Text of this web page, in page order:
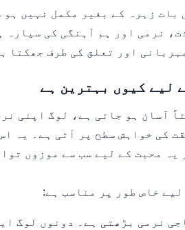
زہرہ کے بغیر مکمل نہیں ہو
نرمی اور ہم آہنگی کی سیارہ
اور تعلق کی طرف جھکتا
لیے کیوں بہترین ہے
آسان ہو جاتی ہے، لوگ اپنی
کی خواہش سطح پر آتی ہے۔ یہ
یہ محبت کے لیے سب سے موزوں
خاص طور پر مناسب ہے:
نرمی بڑھتی ہے۔ دونوں لوگ